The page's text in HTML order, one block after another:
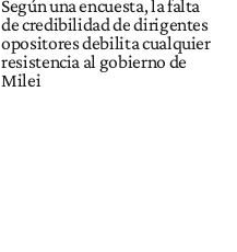
Según una encuesta, la falta
de credibilidad de dirigentes
opositores debilita cualquier
resistencia al gobierno de
Milei